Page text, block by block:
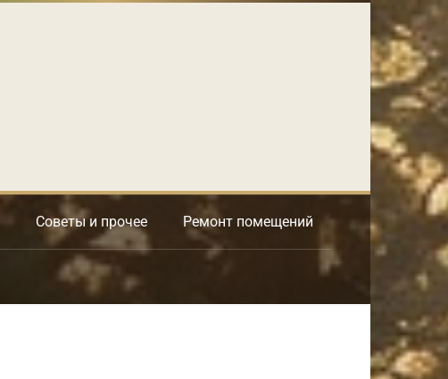
Советы и прочее Ремонт помещений